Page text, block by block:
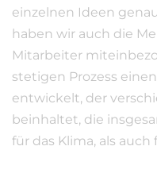
einzelnen Ideen
haben wir auch die
Mitarbeiter
stetigen Prozess
entwickelt, der
beinhaltet, die
für das Klima, als